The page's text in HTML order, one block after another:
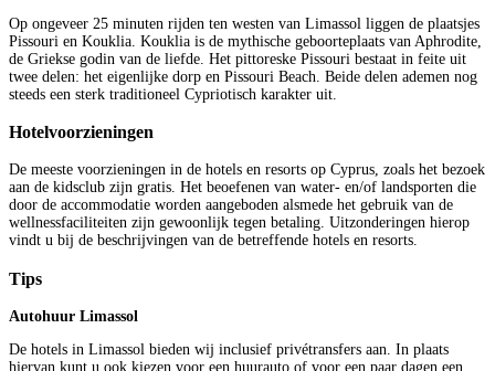
Op ongeveer 25 minuten rijden ten westen van Limassol liggen de plaatsjes
Pissouri en Kouklia. Kouklia is de mythische geboorteplaats van Aphrodite,
de Griekse godin van de liefde. Het pittoreske Pissouri bestaat in feite uit
twee delen: het eigenlijke dorp en Pissouri Beach. Beide delen ademen nog
steeds een sterk traditioneel Cypriotisch karakter uit.
Hotelvoorzieningen
De meeste voorzieningen in de hotels en resorts op Cyprus, zoals het bezoek
aan de kidsclub zijn gratis. Het beoefenen van water- en/of landsporten die
door de accommodatie worden aangeboden alsmede het gebruik van de
wellnessfaciliteiten zijn gewoonlijk tegen betaling. Uitzonderingen hierop
vindt u bij de beschrijvingen van de betreffende hotels en resorts.
Tips
Autohuur Limassol
De hotels in Limassol bieden wij inclusief privétransfers aan. In plaats
hiervan kunt u ook kiezen voor een huurauto of voor een paar dagen een